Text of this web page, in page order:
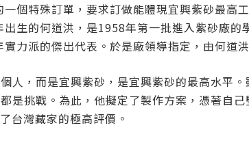
個特殊訂單，要求訂做能體現宜興紫砂最高
生的何道洪，是1958年第一批進入紫砂廠
力派的傑出代表。於是廠領導指定，由何道
人，而是宜興紫砂，是宜興紫砂的最高水平
是挑戰。為此，他擬定了製作方案，憑著
台灣藏家的極高評價。